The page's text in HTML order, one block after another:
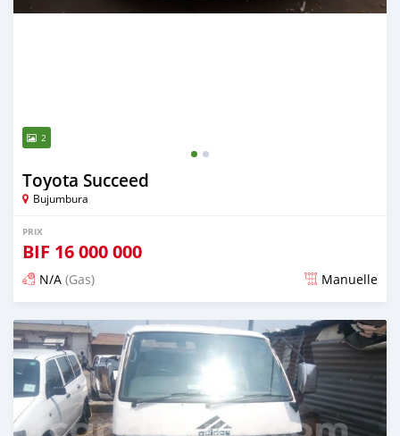
2
Toyota Succeed
Bujumbura
PRIX
BIF 16 000 000
N/A (Gas) Manuelle
Publié il y a plus de 5 ans